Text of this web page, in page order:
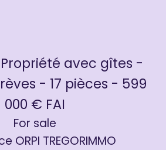
avec gîtes -
- 17 pièces - 599
000 € FAI
For sale
ORPI TREGORIMMO